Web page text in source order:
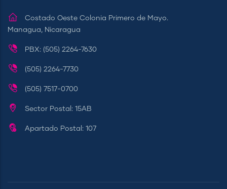
Costado Oeste Colonia Primero de Mayo.
Managua, Nicaragua
PBX: (505) 2264-7630
(505) 2264-7730
(505) 7517-0700
Sector Postal: 15AB
Apartado Postal: 107